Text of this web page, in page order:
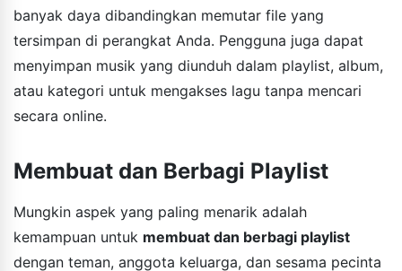
banyak daya dibandingkan memutar file yang
tersimpan di perangkat Anda. Pengguna juga dapat
menyimpan musik yang diunduh dalam playlist, album,
atau kategori untuk mengakses lagu tanpa mencari
secara online.
Membuat dan Berbagi Playlist
Mungkin aspek yang paling menarik adalah
kemampuan untuk membuat dan berbagi playlist
dengan teman, anggota keluarga, dan sesama pecinta